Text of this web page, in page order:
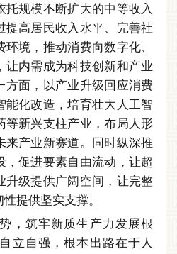
托规模不断扩大的中等收入
提高居民收入水平、完善社
境，推动消费向数字化、
让内需成为科技创新和产业
方面，以产业升级回应消费
能化改造，培育壮大人工智
等新兴支柱产业，布局人形
来产业新赛道。同时纵深推
，促进要素自由流动，让超
升级提供广阔空间，让完整
提供坚实支撑。
筑牢新质生产力发展根
立自强，根本出路在于人